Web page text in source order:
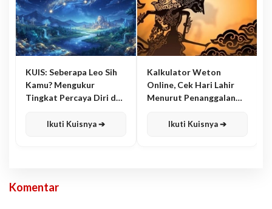
KUIS: Seberapa Leo Sih
Kamu? Mengukur
Tingkat Percaya Diri dan
Ikuti Kuisnya ➔
Kalkulator Weton
Online, Cek Hari Lahir
Menurut Penanggalan
Ikuti Kuisnya ➔
Komentar